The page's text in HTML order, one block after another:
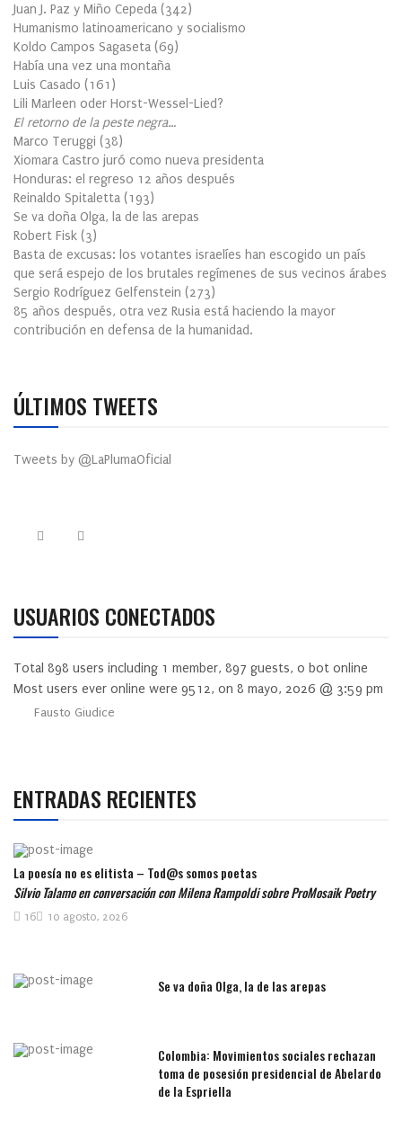
Juan J. Paz y Miño Cepeda (342)
Humanismo latinoamericano y socialismo
Koldo Campos Sagaseta (69)
Había una vez una montaña
Luis Casado (161 )
Lili Marleen oder Horst-Wessel-Lied?
El retorno de la peste negra…
Marco Teruggi (38)
Xiomara Castro juró como nueva presidenta
Honduras: el regreso 12 años después
Reinaldo Spitaletta (193)
Se va doña Olga, la de las arepas
Robert Fisk (3)
Basta de excusas: los votantes israelíes han escogido un país
que será espejo de los brutales regímenes de sus vecinos árabes
Sergio Rodríguez Gelfenstein (273)
85 años después, otra vez Rusia está haciendo la mayor
contribución en defensa de la humanidad.
ÚLTIMOS TWEETS
Tweets by @LaPlumaOficial
USUARIOS CONECTADOS
Total 898 users including 1 member, 897 guests, 0 bot online
Most users ever online were 9512, on 8 mayo, 2026 @ 3:59 pm
Fausto Giudice
ENTRADAS RECIENTES
La poesía no es elitista – Tod@s somos poetas
Silvio Talamo en conversación con Milena Rampoldi sobre ProMosaik Poetry
10 agosto, 2026
16
Se va doña Olga, la de las arepas
Colombia: Movimientos sociales rechazan
toma de posesión presidencial de Abelardo
de la Espriella